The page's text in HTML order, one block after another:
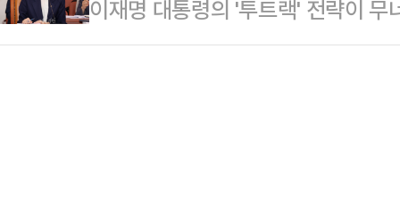
다.23일 저녁 퇴근시간대 시끌벅적
이크 하나…
5일 바이(여·25)씨는 남자친구 장
간쑤성의 저수지 근처를 자동차로
이재명 대통령의 '투트랙' 전략이
중 이진숙 전 교육부 장관 후보자를